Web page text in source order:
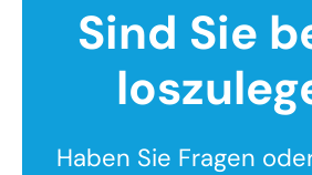
Sind Sie
Haben Sie Fragen